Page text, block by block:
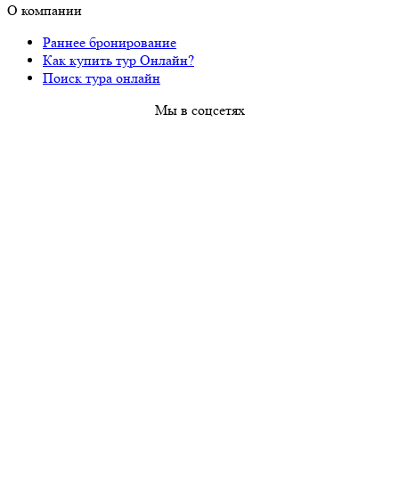
О компании
Раннее бронирование
Как купить тур Онлайн?
Поиск тура онлайн
Мы в соцсетях